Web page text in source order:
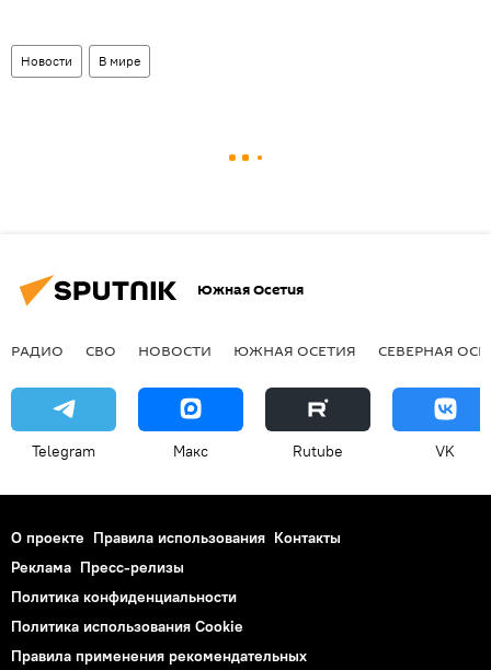
Новости В мире
Южная Осетия
РАДИО СВО НОВОСТИ ЮЖНАЯ ОСЕТИЯ СЕВЕРНАЯ
Telegram Макс Rutube VK
О проекте Правила использования Контакты
Реклама Пресс-релизы
Политика конфиденциальности
Политика использования Cookie
Правила применения рекомендательных